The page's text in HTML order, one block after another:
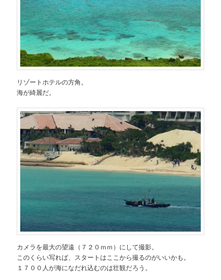
リゾートホテルの方角。
海が綺麗だ。
カメラを最大の望遠（７２０ｍｍ）にして撮影。
このくらい写れば、スタートはここから撮るのがいいかも。
１７００人が海になだれ込むのは壮観だろう。